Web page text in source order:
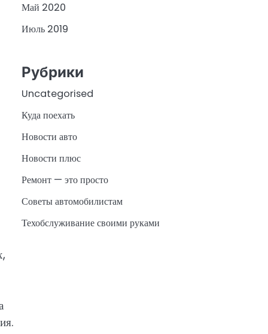
Май 2020
Июль 2019
Рубрики
Uncategorised
Куда поехать
Новости авто
Новости плюс
Ремонт — это просто
Советы автомобилистам
Техобслуживание своими руками